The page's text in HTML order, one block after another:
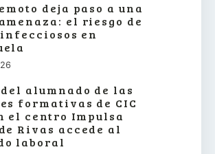
deja paso a una
el riesgo de
en
del alumnado de las
formativas de CIC
el centro Impulsa
Rivas accede al
laboral